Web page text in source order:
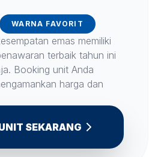
WARNA FAVORIT
emas memiliki
terbaik tahun ini
Booking unit Anda
harga dan
SEKARANG